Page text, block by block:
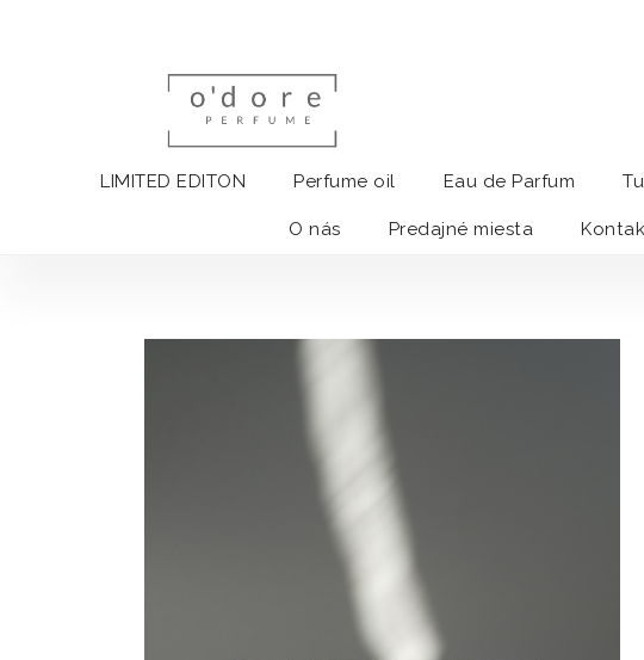
LIMITED EDITON Perfume oil Eau de Parfum
O nás Predajné miesta